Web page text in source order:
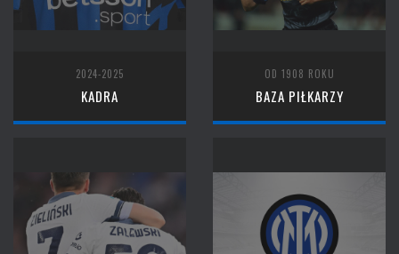
2024-2025
KADRA
OD 1908 ROKU
BAZA PIŁKARZY